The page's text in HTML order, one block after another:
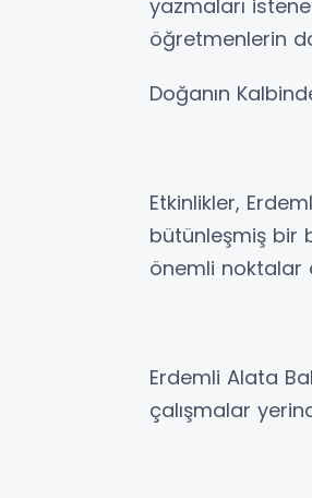
yazmaları
öğretmenlerin
Doğanın
Etkinlikler,
bütünleşmiş bir
önemli noktalar
Erdemli Alata
çalışmalar